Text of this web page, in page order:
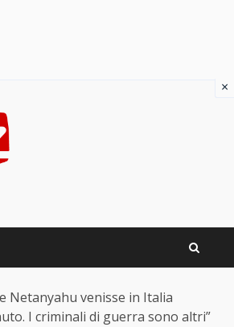
Netanyahu venisse in Italia
I criminali di guerra sono altri”
×